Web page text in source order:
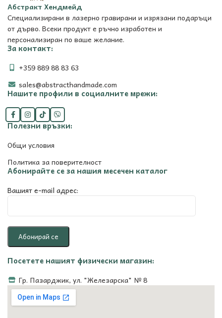
Абстракт Хендмейд
Специализирани в лазерно гравирани и изрязани подаръци
от дърво. Всеки продукт е ръчно изработен и
персонализиран по ваше желание.
За контакт:
+359 889 88 83 63
sales@abstracthandmade.com
Нашите профили в социалните мрежи:
Полезни връзки:
Общи условия
Политика за поверителност
Абонирайте се за нашия месечен каталог
Вашият e-mail адрес:
Посетете нашият физически магазин:
Гр. Пазарджик, ул. "Железарска" № 8